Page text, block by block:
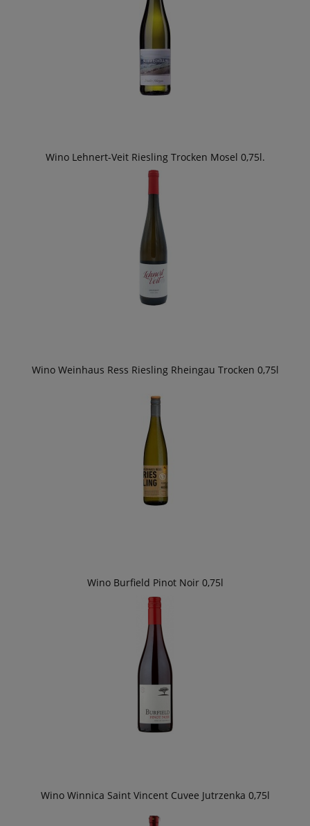
Wino Lehnert-Veit Riesling Trocken Mosel 0,75l.
Wino Weinhaus Ress Riesling Rheingau Trocken 0,75l
Wino Burfield Pinot Noir 0,75l
Wino Winnica Saint Vincent Cuvee Jutrzenka 0,75l